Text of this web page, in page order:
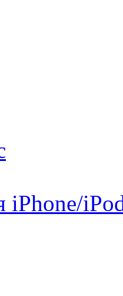
iPhone/